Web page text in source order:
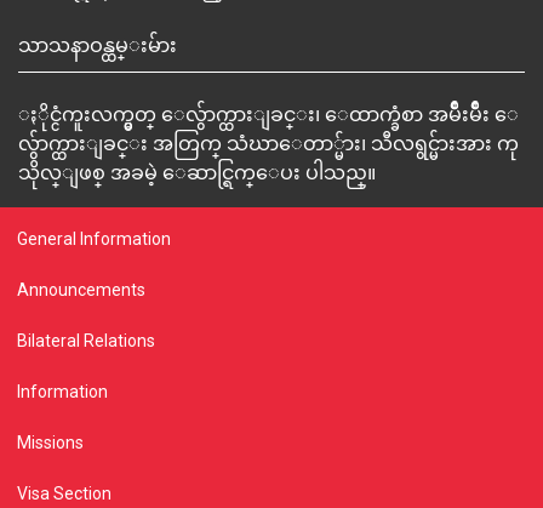
သာသနာဝန္ထမ္းမ်ား
ႏိုင္ငံကူးလက္မွတ္ ေလွ်ာက္ထားျခင္း၊ ေထာက္ခံစာ အမ်ိဳးမ်ိဳး ေ
လွ်ာက္ထားျခင္း အတြက္ သံဃာေတာ္မ်ား၊ သီလရွင္မ်ားအား ကု
သိုလ္ျဖစ္ အခမဲ့ ေဆာင္ရြက္ေပး ပါသည္။
General Information
Announcements
Bilateral Relations
Information
Missions
Visa Section